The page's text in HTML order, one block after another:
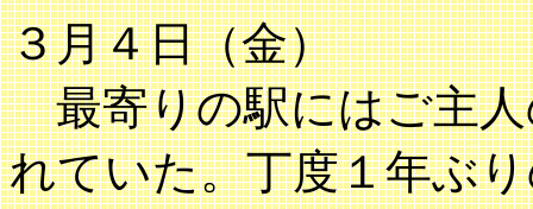
３月４日（金）
最寄りの駅にはご主人
れていた。丁度１年ぶ